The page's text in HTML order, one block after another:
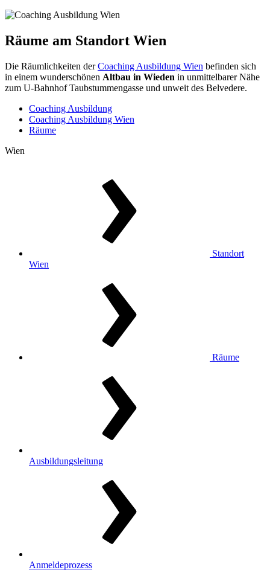
Räume am Standort Wien
Die Räumlichkeiten derCoaching Ausbildung Wien befinden sich
in einem wunderschönen Altbau in Wieden in unmittelbarer Nähe
zum U-Bahnhof Taubstummengasse und unweit des Belvedere.
Coaching Ausbildung
Coaching Ausbildung Wien
Räume
Wien
Standort
Wien
Räume
Ausbildungsleitung
Anmeldeprozess